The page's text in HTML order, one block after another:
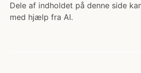
Dele af indholdet på denne side
med hjælp fra AI.